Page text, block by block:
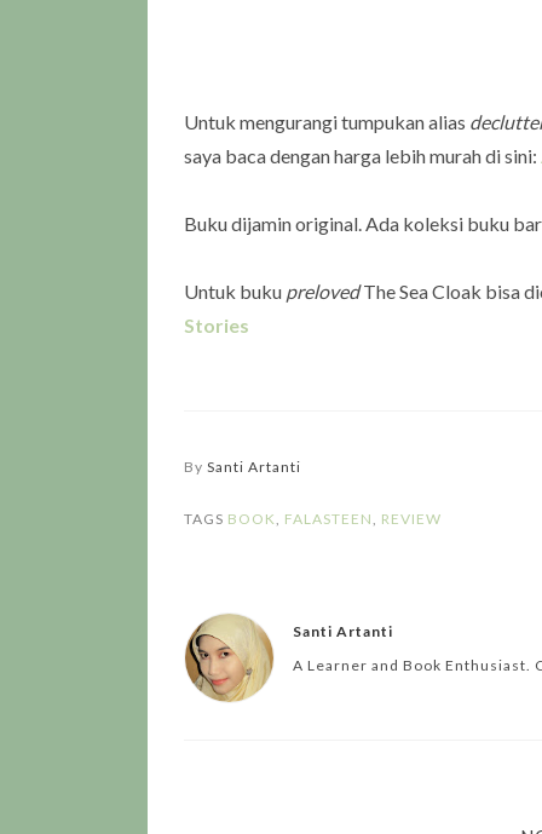
Untuk mengurangi tumpukan alias
saya baca dengan harga lebih murah di sini:
Buku dijamin original. Ada koleksi buku
Untuk buku prelovedThe Sea Cloak bisa
Stories
By Santi Artanti
TAGS BOOK, FALASTEEN, REVIEW
Santi Artanti
A Learner and Book Enthusiast.